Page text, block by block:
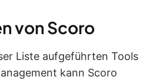
von Scoro
Liste aufgeführten Tools
kann Scoro